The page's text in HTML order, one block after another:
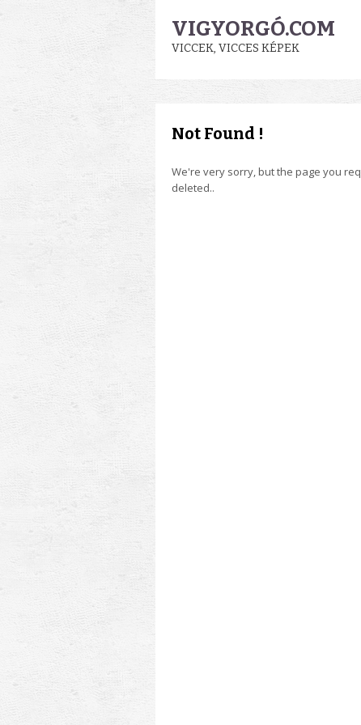
VIGYORGÓ.COM
VICCEK, VICCES KÉPEK
Not Found !
We're very sorry, but the page you
deleted..